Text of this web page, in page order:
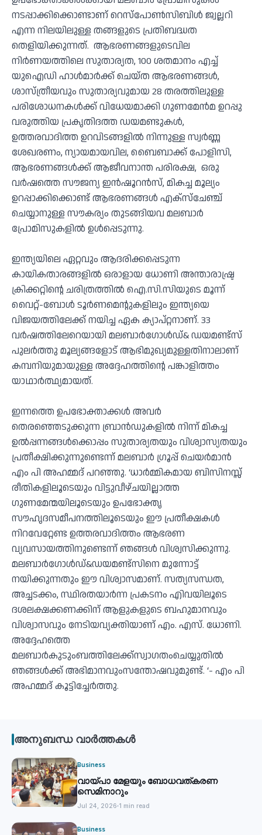
നടപ്പാക്കിക്കൊണ്ടാണ് റെസ്‌പോണ്‍സിബിള്‍ ജ്വല്ലറി
എന്ന നിലയിലുള്ള തങ്ങളുടെ പ്രതിബദ്ധത
തെളിയിക്കുന്നത്. ആഭരണങ്ങളുടെവില
നിര്‍ണയത്തിലെ സുതാര്യത, 100 ശതമാനം എച്ച്
യുഐഡി ഹാള്‍മാര്‍ക്ക് ചെയ്ത ആഭരണങ്ങള്‍,
ശാസ്ത്രീയവും സുതാര്യവുമായ 28 തരത്തിലുള്ള
പരിശോധനകള്‍ക്ക് വിധേയമാക്കി ഗുണമേന്‍മ ഉറപ്പു
വരുത്തിയ പ്രകൃതിദത്ത ഡയമണ്ടുകള്‍,
ഉത്തരവാദിത്ത ഉറവിടങ്ങളില്‍ നിന്നുള്ള സ്വര്‍ണ്ണ
ശേഖരണം, ന്യായമായവില, ബൈബാക്ക് പോളിസി,
ആഭരണങ്ങള്‍ക്ക് ആജീവനാന്ത പരിരക്ഷ, ഒരു
വര്‍ഷത്തെ സൗജന്യ ഇന്‍ഷൂറന്‍സ്, മികച്ച മൂല്യം
ഉറപ്പാക്കിക്കൊണ്ട് ആഭരണങ്ങള്‍ എക്‌സ്‌ചേഞ്ച്
ചെയ്യാനുള്ള സൗകര്യം തുടങ്ങിയവ മലബാര്‍
പ്രോമിസുകളില്‍ ഉള്‍പ്പെടുന്നു.
ഇന്ത്യയിലെ ഏറ്റവും ആദരിക്കപ്പെടുന്ന
കായികതാരങ്ങളില്‍ ഒരാളായ ധോണി അന്താരാഷ്ട്ര
ക്രിക്കറ്റിന്റെ ചരിത്രത്തില്‍ ഐ.സി.സിയുടെ മൂന്ന്
വൈറ്റ്-ബോള്‍ ടൂര്‍ണമെന്റുകളിലും ഇന്ത്യയെ
വിജയത്തിലേക്ക് നയിച്ച ഏക ക്യാപ്റ്റനാണ്. 33
വര്‍ഷത്തിലേറെയായി മലബാര്‍ഗോള്‍ഡ്& ഡയമണ്ട്‌സ്
പുലര്‍ത്തു മൂല്യങ്ങളോട് ആഭിമുഖ്യമുള്ളതിനാലാണ്
കമ്പനിയുമായുള്ള അദ്ദേഹത്തിന്റെ പങ്കാളിത്തം
യാഥാര്‍ത്ഥ്യമായത്.
ഇന്നത്തെ ഉപഭോക്താക്കള്‍ അവര്‍
തെരഞ്ഞെടുക്കുന്ന ബ്രാന്‍ഡുകളില്‍ നിന്ന് മികച്ച
ഉല്‍പ്പന്നങ്ങള്‍ക്കൊപ്പം സുതാര്യതയും വിശ്വാസ്യതയും
പ്രതീക്ഷിക്കുന്നുണ്ടെന്ന് മലബാര്‍ ഗ്രൂപ്പ് ചെയര്‍മാന്‍
എം പി അഹമ്മദ് പറഞ്ഞു. ‘ധാര്‍മ്മികമായ ബിസിനസ്സ്
രീതികളിലൂടെയും വിട്ടുവീഴ്ചയില്ലാത്ത
ഗുണമേന്മയിലൂടെയും ഉപഭോക്തൃ
സൗഹൃദസമീപനത്തിലൂടെയും ഈ പ്രതീക്ഷകള്‍
നിറവേറ്റേണ്ട ഉത്തരവാദിത്തം ആഭരണ
വ്യവസായത്തിനുണ്ടെന്ന് ഞങ്ങള്‍ വിശ്വസിക്കുന്നു.
മലബാര്‍ഗോള്‍ഡ്&ഡയമണ്ട്‌സിനെ മുന്നോട്ട്
നയിക്കുന്നതും ഈ വിശ്വാസമാണ്. സത്യസന്ധത,
അച്ചടക്കം, സ്ഥിരതയാര്‍ന്ന പ്രകടനം എിവയിലൂടെ
ദശലക്ഷക്കണക്കിന് ആളുകളുടെ ബഹുമാനവും
വിശ്വാസവും നേടിയവ്യക്തിയാണ് എം. എസ്. ധോണി.
അദ്ദേഹത്തെ
മലബാര്‍കുടുംബത്തിലേക്ക്‌സ്വാഗതംചെയ്യുതില്‍
ഞങ്ങള്‍ക്ക് അഭിമാനവുംസന്തോഷവുമുണ്ട്. ‘- എം പി
അഹമ്മദ് കൂട്ടിച്ചേര്‍ത്തു.
അനുബന്ധ വാർത്തകൾ
Business
വായ്പാ മേളയും ബോധവത്കരണ
സെമിനാറും
Jul 24, 2026 1 min read
Business